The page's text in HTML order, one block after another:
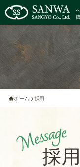
ホーム 採用
採